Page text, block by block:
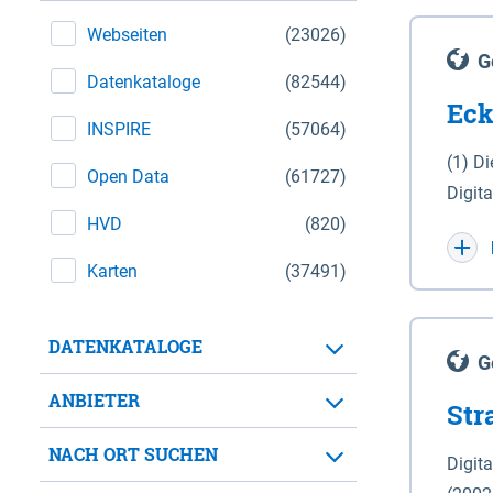
(23026)
Webseiten
(82544)
Datenkataloge
(57064)
INSPIRE
(61727)
Open Data
(820)
HVD
(37491)
Karten
DATENKATALOGE
ANBIETER
NACH ORT SUCHEN
(1)
WGS
für
der in